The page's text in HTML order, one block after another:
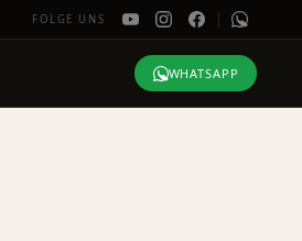
FOLGE UNS
WHATSAPP